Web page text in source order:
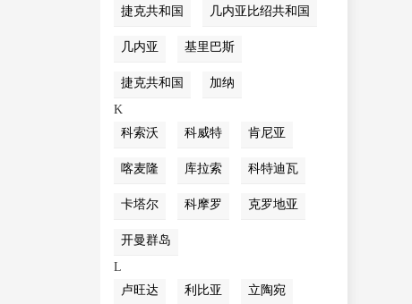
捷克共和国 几内亚比绍共和国
几内亚 基里巴斯
捷克共和国
加纳
K
科索沃
科威特 肯尼亚
喀麦隆 库拉索 科特迪瓦
卡塔尔 科摩罗 克罗地亚
开曼群岛
L
卢旺达
利比亚 立陶宛